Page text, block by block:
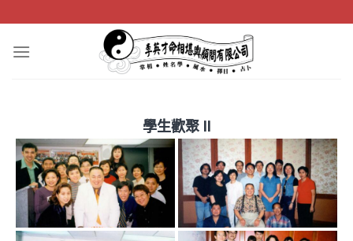
to
content
學生歡聚 II